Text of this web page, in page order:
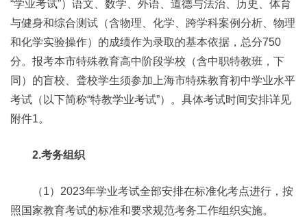
“学业考试”）语文、数学、外语、道德与法治、历史、体育
与健身和综合测试（含物理、化学、跨学科案例分析、物理
和化学实验操作）的成绩作为录取的基本依据，总分750
分。报考本市特殊教育高中阶段学校（含中职特教班，下
同）的盲校、聋校学生须参加上海市特殊教育初中学业水平
考试（以下简称“特教学业考试”）。具体考试时间安排详见
附件1。
2.考务组织
（1）2023年学业考试全部安排在标准化考点进行，按
照国家教育考试的标准和要求规范考务工作组织实施。